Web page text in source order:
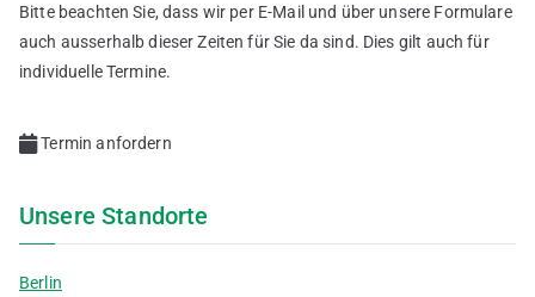
Bitte beachten Sie, dass wir per E-Mail und über unsere Formulare
auch ausserhalb dieser Zeiten für Sie da sind. Dies gilt auch für
individuelle Termine.
Termin anfordern
Unsere Standorte
Berlin